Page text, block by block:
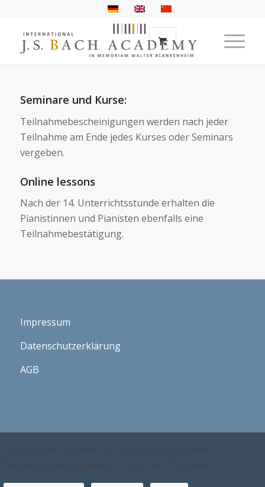
Seminare und Kurse:
Teilnahmebescheinigungen werden nach jeder
Teilnahme am Ende jedes Kurses oder Seminars
vergeben.
Online lessons
Nach der 14. Unterrichtsstunde erhalten die
Pianistinnen und Pianisten ebenfalls eine
Teilnahmebestätigung.
Impressum
Datenschutzerklärung
AGB
This site uses cookies. By continuing to browse
the site, you are agreeing to our use of cookies.